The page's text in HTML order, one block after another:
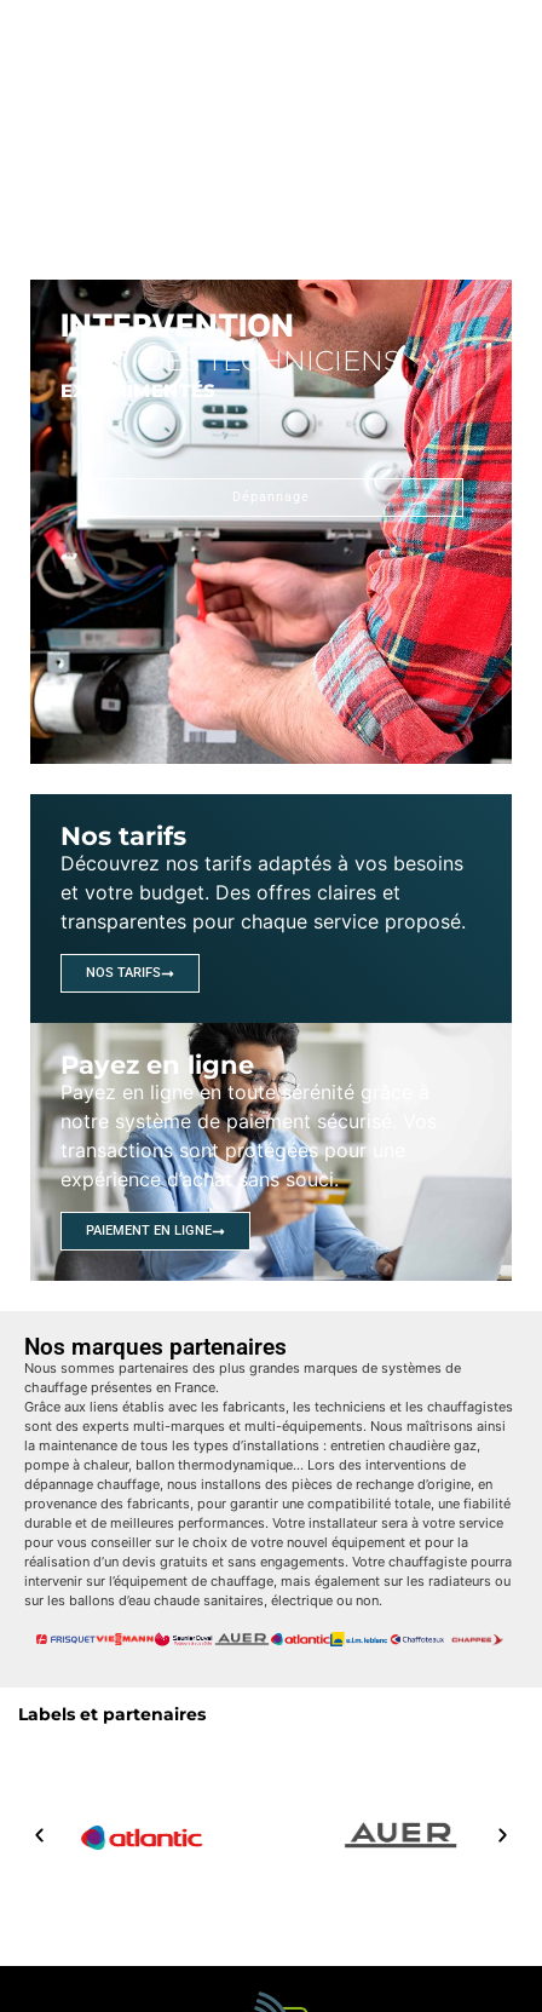
INTERVENTION
DES TECHNICIENS
EXPÉRIMENTÉS
Dépannage
Nos tarifs
Découvrez nos tarifs adaptés à vos besoins
et votre budget. Des offres claires et
transparentes pour chaque service proposé.
NOS TARIFS
Payez en ligne
Payez en ligne en toute sérénité grâce à
notre système de paiement sécurisé. Vos
transactions sont protégées pour une
expérience d’achat sans souci.
PAIEMENT EN LIGNE
Nos marques partenaires
Nous sommes partenaires des plus grandes marques de systèmes de
chauffage présentes en France.
Grâce aux liens établis avec les fabricants, les techniciens et les chauffagistes
sont des experts multi-marques et multi-équipements. Nous maîtrisons ainsi
la maintenance de tous les types d’installations : entretien chaudière gaz,
pompe à chaleur, ballon thermodynamique… Lors des interventions de
dépannage chauffage, nous installons des pièces de rechange d’origine, en
provenance des fabricants, pour garantir une compatibilité totale, une fiabilité
durable et de meilleures performances. Votre installateur sera à votre service
pour vous conseiller sur le choix de votre nouvel équipement et pour la
réalisation d’un devis gratuits et sans engagements. Votre chauffagiste pourra
intervenir sur l’équipement de chauffage, mais également sur les radiateurs ou
sur les ballons d’eau chaude sanitaires, électrique ou non.
Labels et partenaires